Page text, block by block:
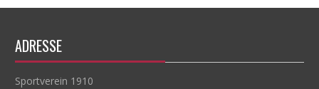
ADRESSE
Sportverein 1910